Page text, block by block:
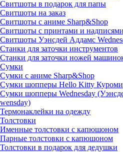
Свитшоты в подарок для папы
Свитшоты на заказ
Свитшоты с аниме Sharp&Shop
Свитшоты с принтами и надписями
Свитшоты Уэнсдей Аддамс
Станки для заточки инструментов
Станки для заточки ножей
Сумки
Сумки с аниме Sharp&Shop
Сумки шопперы Hello Kitty Куроми
Сумки шопперы Wednesday
wensday)
Термонаклейки на одежду
Толстовки
Именные толстовки с капюшоном
Парные толстовки с капюшоном
Толстовки в подарок для дедушки